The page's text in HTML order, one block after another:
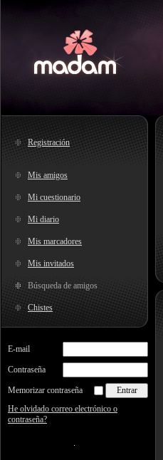
Registración
Mis amigos
Mi cuestionario
Mi diario
Mis marcadores
Mis invitados
Búsqueda de amigos
Chistes
E-mail
Contraseña
Memorizar contraseña
He olvidado correo electrónico o
contraseña?